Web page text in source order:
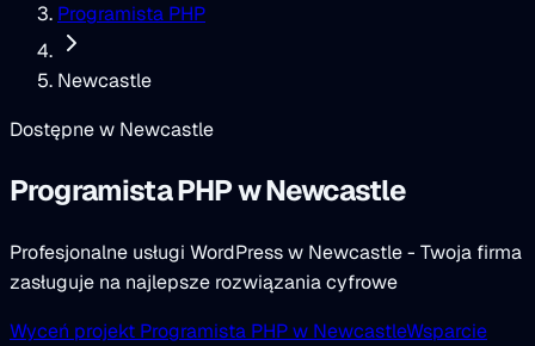
Programista PHP
Newcastle
Dostępne w Newcastle
Programista PHPw Newcastle
Profesjonalne usługi WordPress w Newcastle - Twoja firma
zasługuje na najlepsze rozwiązania cyfrowe
Wyceń projekt Programista PHP w NewcastleWsparcie